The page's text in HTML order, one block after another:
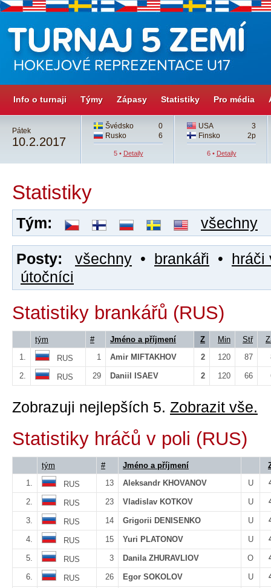
Info o turnaji Týmy Zápasy Statistiky Pro média
Pátek
10.2.2017
Švédsko
0
Rusko
6
5 • Detaily
USA
3
Finsko
2p
6 • Detaily
Statistiky
Tým: všechny
Posty: všechny • brankáři • hráči
útočníci
Statistiky brankářů (RUS)
tým # Jméno a příjmení Z Min Stř
1.
RUS 1 Amir MIFTAKHOV 2 120 87
2. RUS 29 Daniil ISAEV 2 120 66
Zobrazuji nejlepších 5. Zobrazit vše.
Statistiky hráčů v poli (RUS)
tým # Jméno a příjmení
1.
RUS 13 Aleksandr KHOVANOV U
2. RUS 23 Vladislav KOTKOV U
3. RUS 14 Grigorii DENISENKO U
4. RUS 15 Yuri PLATONOV U
5. RUS 3 Danila ZHURAVLIOV O
6. RUS 26 Egor SOKOLOV U